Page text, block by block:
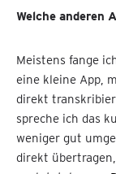
Welche anderen
Meistens fange
eine kleine App,
direkt
spreche ich das
weniger gut
direkt